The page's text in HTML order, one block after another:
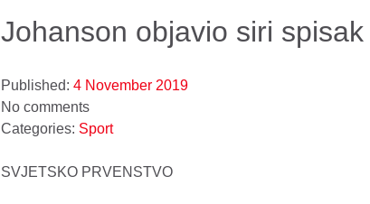
Johanson objavio siri spisak
Published: 4 November 2019
No comments
Categories: Sport
SVJETSKO PRVENSTVO